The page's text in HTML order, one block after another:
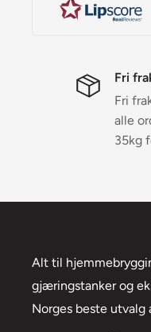
Fri
Fri
alle
35kg
Alt til
gjæringstanker og
Norges beste utvalg